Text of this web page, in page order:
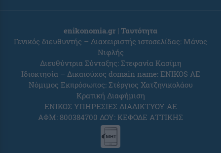
enikonomia.gr | Ταυτότητα
Γενικός διευθυντής – Διαχειριστής ιστοσελίδας: Μάνος
Νιφλής
Διευθύντρια Σύνταξης: Στεφανία Κασίμη
Ιδιοκτησία – Δικαιούχος domain name: ENIKOS AE
Νόμιμος Εκπρόσωπος: Στέργιος Χατζηνικολάου
Κρατική Διαφήμιση
ΕΝΙΚΟΣ ΥΠΗΡΕΣΙΕΣ ΔΙΑΔΙΚΤΥΟΥ ΑΕ
ΑΦΜ: 800384700 ΔΟΥ: ΚΕΦΟΔΕ ΑΤΤΙΚΗΣ